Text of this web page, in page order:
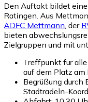
Den Auftakt bildet
Ratingen. Aus
ADFC Mettmann , der
bieten
Zielgruppen und mit
Treffpunkt für
auf dem Platz am
Begrüßung durch
Stadtradeln-